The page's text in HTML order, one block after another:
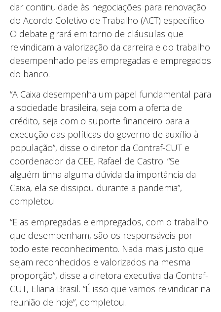
dar continuidade às negociações para renovação
do Acordo Coletivo de Trabalho (ACT) específico.
O debate girará em torno de cláusulas que
reivindicam a valorização da carreira e do trabalho
desempenhado pelas empregadas e empregados
do banco.
“A Caixa desempenha um papel fundamental para
a sociedade brasileira, seja com a oferta de
crédito, seja com o suporte financeiro para a
execução das políticas do governo de auxílio à
população”, disse o diretor da Contraf-CUT e
coordenador da CEE, Rafael de Castro. “Se
alguém tinha alguma dúvida da importância da
Caixa, ela se dissipou durante a pandemia”,
completou.
“E as empregadas e empregados, com o trabalho
que desempenham, são os responsáveis por
todo este reconhecimento. Nada mais justo que
sejam reconhecidos e valorizados na mesma
proporção”, disse a diretora executiva da Contraf-
CUT, Eliana Brasil. “É isso que vamos reivindicar na
reunião de hoje”, completou.